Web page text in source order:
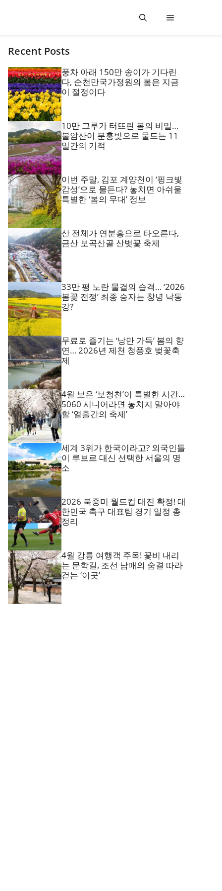
Recent Posts
풍차 아래 150만 송이가 기다린
다, 순천만국가정원의 봄은 지금
이 절정이다
10만 그루가 터뜨린 봄의 비밀…
불암산이 분홍빛으로 물드는 11
일간의 기적
이번 주말, 김포 계양천이 ‘핑크빛
감성’으로 물든다? 놓치면 아쉬울
특별한 ‘봄의 무대’ 정보
산 전체가 연분홍으로 타오른다,
금산 보곡산골 산벚꽃 축제
33만 평 노란 물결의 습격… ‘2026
봄꽃 전쟁’ 최종 승자는 창녕 낙동
강?
무료로 즐기는 ‘낭만 가득’ 봄의 향
연… 2026년 제천 청풍호 벚꽃축
제
4월 보은 ‘보청천’이 특별한 시간…
5060 시니어라면 놓치지 말아야
할 ‘열흘간의 축제’
세계 3위가 한국이라고? 외국인들
이 루브르 대신 선택한 서울의 명
소
2026 북중미 월드컵 대진 확정! 대
한민국 축구 대표팀 경기 일정 총
정리
4월 강릉 여행객 주목! 꽃비 내리
는 문학길, 조선 남매의 숨결 따라
걷는 ‘이곳’